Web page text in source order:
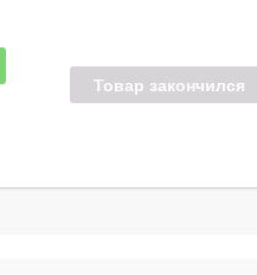
Товар закончился